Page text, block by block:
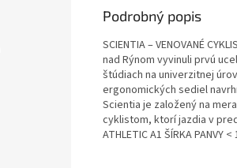
Podrobný popis
SCIENTIA – VENOVANÉ
nad Rýnom vyvinuli prvú
štúdiach na univerzitnej
ergonomických sediel
Scientia je založený na
cyklistom, ktorí jazdia v
ATHLETIC A1 ŠÍRKA PANVY